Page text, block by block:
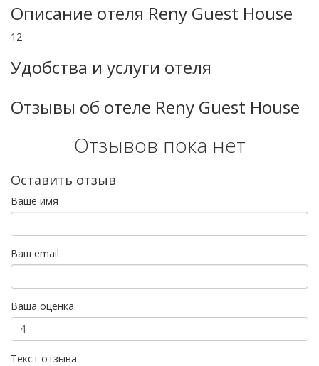
Описание отеля Reny Guest House
12
Удобства и услуги отеля
Отзывы об отеле Reny Guest House
Отзывов пока нет
Оставить отзыв
Ваше имя
Ваш email
Ваша оценка
Текст отзыва